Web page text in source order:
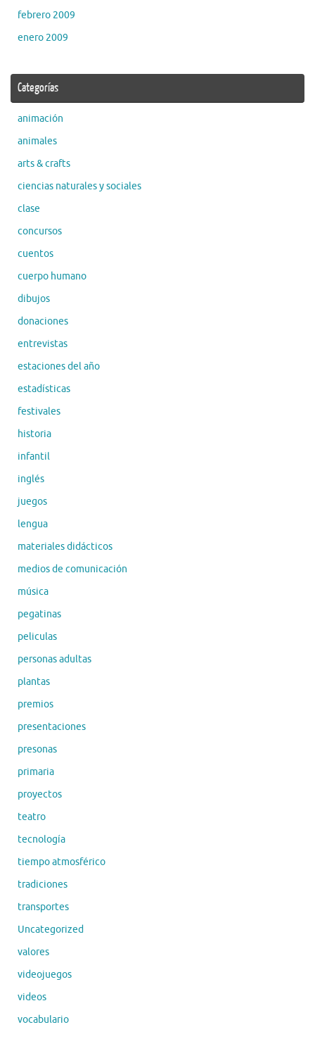
febrero 2009
enero 2009
Categorías
animación
animales
arts & crafts
ciencias naturales y sociales
clase
concursos
cuentos
cuerpo humano
dibujos
donaciones
entrevistas
estaciones del año
estadísticas
festivales
historia
infantil
inglés
juegos
lengua
materiales didácticos
medios de comunicación
música
pegatinas
peliculas
personas adultas
plantas
premios
presentaciones
presonas
primaria
proyectos
teatro
tecnología
tiempo atmosférico
tradiciones
transportes
Uncategorized
valores
videojuegos
videos
vocabulario